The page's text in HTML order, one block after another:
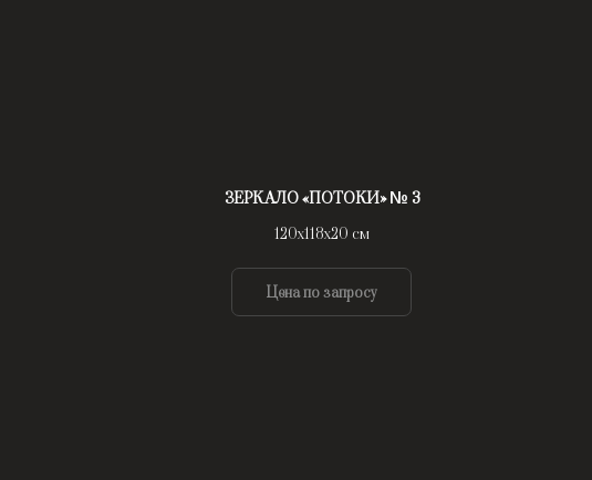
ЗЕРКАЛО «ПОТОКИ» № 3
120х118х20 см
Цена по запросу